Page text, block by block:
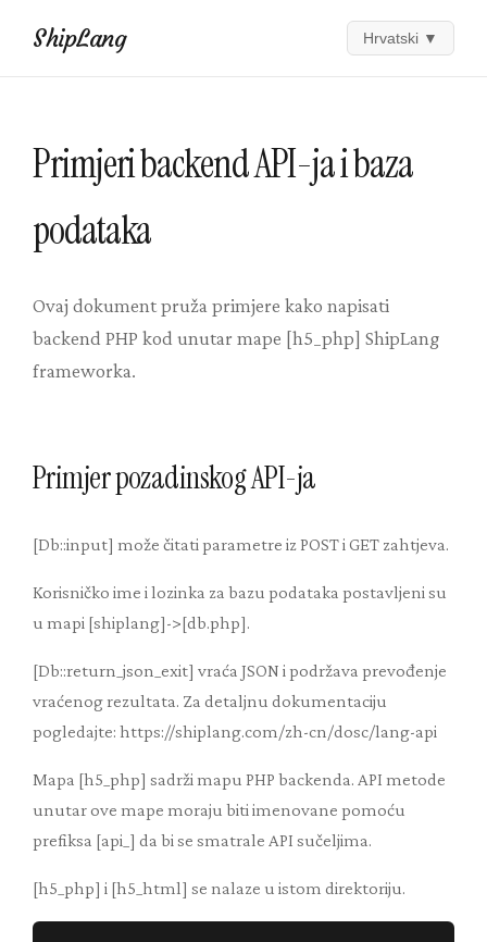
ShipLang Hrvatski ▼
Primjeri backend API-ja i baza
podataka
Ovaj dokument pruža primjere kako napisati
backend PHP kod unutar mape [h5_php] ShipLang
frameworka.
Primjer pozadinskog API-ja
[Db::input] može čitati parametre iz POST i GET zahtjeva.
Korisničko ime i lozinka za bazu podataka postavljeni su
u mapi [shiplang]->[db.php].
[Db::return_json_exit] vraća JSON i podržava prevođenje
vraćenog rezultata. Za detaljnu dokumentaciju
pogledajte: https://shiplang.com/zh-cn/dosc/lang-api
Mapa [h5_php] sadrži mapu PHP backenda. API metode
unutar ove mape moraju biti imenovane pomoću
prefiksa [api_] da bi se smatrale API sučeljima.
[h5_php] i [h5_html] se nalaze u istom direktoriju.